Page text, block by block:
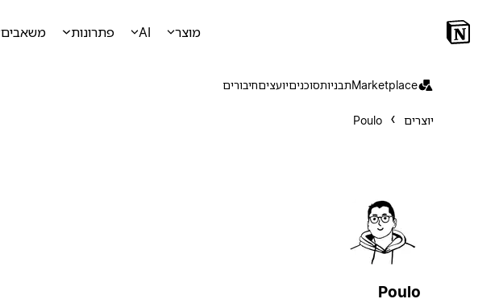
מוצר AI פתרונות משאבים
Marketplaceתבניותסוכניםיועציםחיבורים
יוצרים Poulo
Poulo